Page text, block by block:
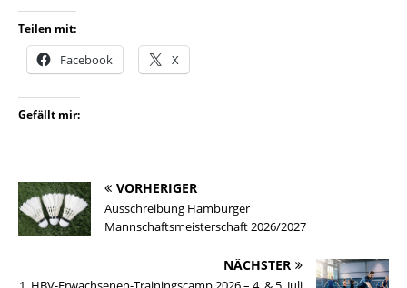
Teilen mit:
Facebook X
Gefällt mir:
VORHERIGER
Ausschreibung Hamburger
Mannschaftsmeisterschaft 2026/2027
NÄCHSTER